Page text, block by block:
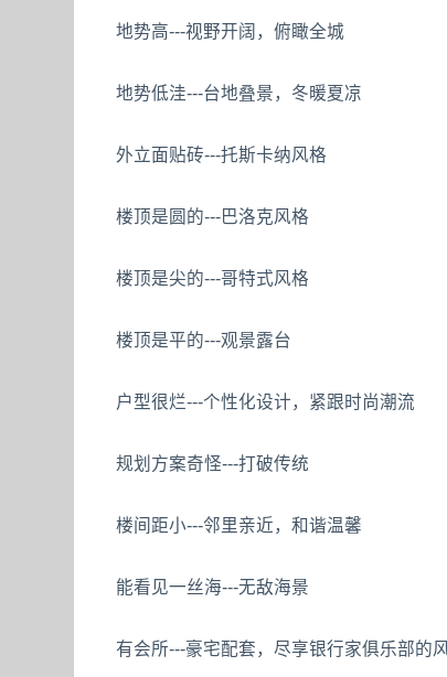
地势高---视野开阔，俯瞰全城
地势低洼---台地叠景，冬暖夏凉
外立面贴砖---托斯卡纳风格
楼顶是圆的---巴洛克风格
楼顶是尖的---哥特式风格
楼顶是平的---观景露台
户型很烂---个性化设计，紧跟时尚潮流
规划方案奇怪---打破传统
楼间距小---邻里亲近，和谐温馨
能看见一丝海---无敌海景
有会所---豪宅配套，尽享银行家俱乐部的